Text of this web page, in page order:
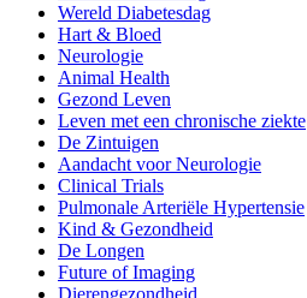
Wereld Diabetesdag
Hart & Bloed
Neurologie
Animal Health
Gezond Leven
Leven met een chronische ziekte
De Zintuigen
Aandacht voor Neurologie
Clinical Trials
Pulmonale Arteriële Hypertensie
Kind & Gezondheid
De Longen
Future of Imaging
Dierengezondheid